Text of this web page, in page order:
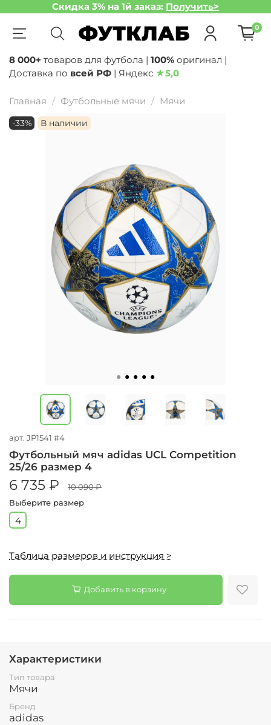
Скидка 3% на 1й заказ: Получить>
0
8 000+ товаров для футбола | 100% оригинал |
Доставка по всей РФ | Яндекс ★5,0
Главная Футбольные мячи Мячи
-33% В наличии
арт. JP1541 #4
Футбольный мяч adidas UCL Competition
25/26 размер 4
6 735 ₽
10 090 ₽
Выберите размер
4
Таблица размеров и инструкция >
Добавить в корзину
Характеристики
Тип товара
Мячи
Бренд
adidas